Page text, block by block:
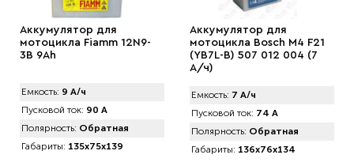
Аккумулятор для
мотоцикла Fiamm 12N9-
3B 9Ah
Емкость: 9 А/ч
Пусковой ток: 90 А
Полярность: Обратная
Габариты: 135x75x139
Аккумулятор для
мотоцикла Bosch M4 F21
(YB7L-B) 507 012 004 (7
А/ч)
Емкость: 7 А/ч
Пусковой ток: 74 А
Полярность: Обратная
Габариты: 136x76x134